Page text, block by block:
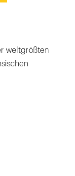
weltgrößten